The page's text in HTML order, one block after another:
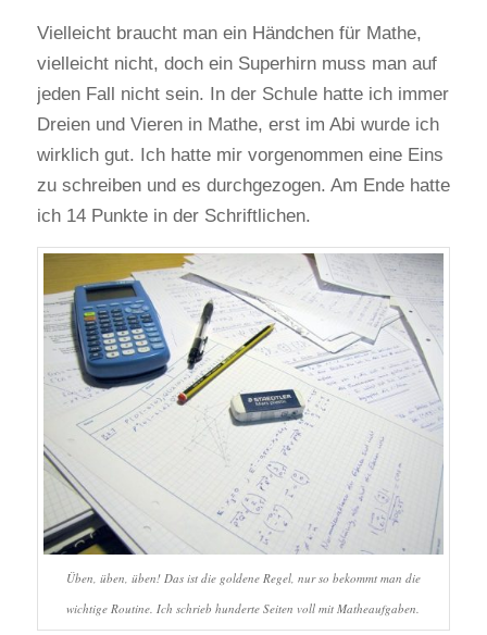
Vielleicht braucht man ein Händchen für Mathe,
vielleicht nicht, doch ein Superhirn muss man auf
jeden Fall nicht sein. In der Schule hatte ich immer
Dreien und Vieren in Mathe, erst im Abi wurde ich
wirklich gut. Ich hatte mir vorgenommen eine Eins
zu schreiben und es durchgezogen. Am Ende hatte
ich 14 Punkte in der Schriftlichen.
Üben, üben, üben! Das ist die goldene Regel, nur so bekommt man die
wichtige Routine. Ich schrieb hunderte Seiten voll mit Matheaufgaben.